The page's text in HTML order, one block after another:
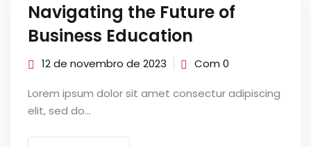
de Curso
de TCC
TCC
Navigating the Future of
Business Education
12 de novembro de 2023 Com 0
Lorem ipsum dolor sit amet consectur adipiscing
elit, sed do...